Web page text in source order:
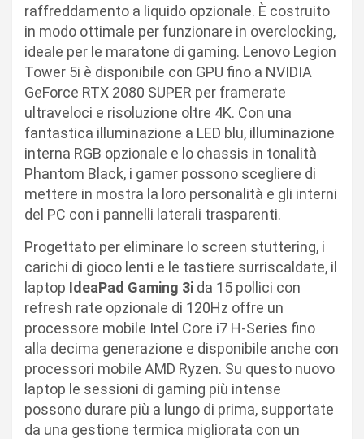
raffreddamento a liquido opzionale. È costruito
in modo ottimale per funzionare in overclocking,
ideale per le maratone di gaming. Lenovo Legion
Tower 5i è disponibile con GPU fino a NVIDIA
GeForce RTX 2080 SUPER per framerate
ultraveloci e risoluzione oltre 4K. Con una
fantastica illuminazione a LED blu, illuminazione
interna RGB opzionale e lo chassis in tonalità
Phantom Black, i gamer possono scegliere di
mettere in mostra la loro personalità e gli interni
del PC con i pannelli laterali trasparenti.
Progettato per eliminare lo screen stuttering, i
carichi di gioco lenti e le tastiere surriscaldate, il
laptop IdeaPad Gaming 3i da 15 pollici con
refresh rate opzionale di 120Hz offre un
processore mobile Intel Core i7 H-Series fino
alla decima generazione e disponibile anche con
processori mobile AMD Ryzen. Su questo nuovo
laptop le sessioni di gaming più intense
possono durare più a lungo di prima, supportate
da una gestione termica migliorata con un